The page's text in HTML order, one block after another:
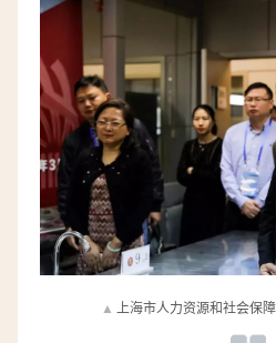
▲ 上海市人力资源和社会保